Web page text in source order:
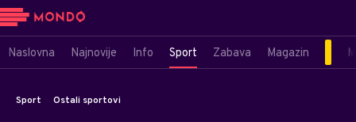
Naslovna Najnovije Info Sport Zabava Magazin
Sport Ostali sportovi